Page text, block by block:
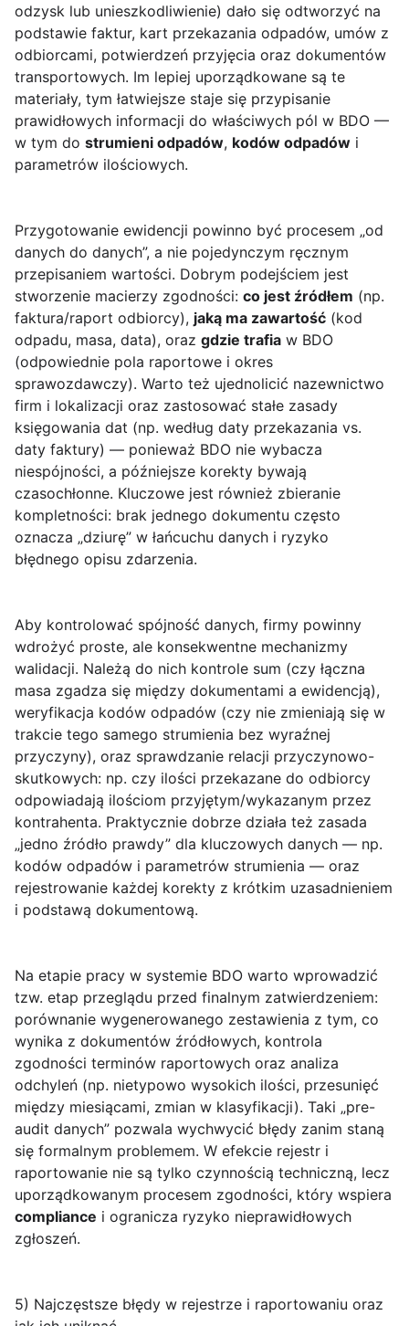
odzysk lub unieszkodliwienie) dało się odtworzyć na
podstawie faktur, kart przekazania odpadów, umów z
odbiorcami, potwierdzeń przyjęcia oraz dokumentów
transportowych. Im lepiej uporządkowane są te
materiały, tym łatwiejsze staje się przypisanie
prawidłowych informacji do właściwych pól w BDO —
w tym do strumieni odpadów, kodów odpadów i
parametrów ilościowych.
Przygotowanie ewidencji powinno być procesem „od
danych do danych”, a nie pojedynczym ręcznym
przepisaniem wartości. Dobrym podejściem jest
stworzenie macierzy zgodności: co jest źródłem (np.
faktura/raport odbiorcy), jaką ma zawartość (kod
odpadu, masa, data), oraz gdzie trafia w BDO
(odpowiednie pola raportowe i okres
sprawozdawczy). Warto też ujednolicić nazewnictwo
firm i lokalizacji oraz zastosować stałe zasady
księgowania dat (np. według daty przekazania vs.
daty faktury) — ponieważ BDO nie wybacza
niespójności, a późniejsze korekty bywają
czasochłonne. Kluczowe jest również zbieranie
kompletności: brak jednego dokumentu często
oznacza „dziurę” w łańcuchu danych i ryzyko
błędnego opisu zdarzenia.
Aby kontrolować spójność danych, firmy powinny
wdrożyć proste, ale konsekwentne mechanizmy
walidacji. Należą do nich kontrole sum (czy łączna
masa zgadza się między dokumentami a ewidencją),
weryfikacja kodów odpadów (czy nie zmieniają się w
trakcie tego samego strumienia bez wyraźnej
przyczyny), oraz sprawdzanie relacji przyczynowo-
skutkowych: np. czy ilości przekazane do odbiorcy
odpowiadają ilościom przyjętym/wykazanym przez
kontrahenta. Praktycznie dobrze działa też zasada
„jedno źródło prawdy” dla kluczowych danych — np.
kodów odpadów i parametrów strumienia — oraz
rejestrowanie każdej korekty z krótkim uzasadnieniem
i podstawą dokumentową.
Na etapie pracy w systemie BDO warto wprowadzić
tzw. etap przeglądu przed finalnym zatwierdzeniem:
porównanie wygenerowanego zestawienia z tym, co
wynika z dokumentów źródłowych, kontrola
zgodności terminów raportowych oraz analiza
odchyleń (np. nietypowo wysokich ilości, przesunięć
między miesiącami, zmian w klasyfikacji). Taki „pre-
audit danych” pozwala wychwycić błędy zanim staną
się formalnym problemem. W efekcie rejestr i
raportowanie nie są tylko czynnością techniczną, lecz
uporządkowanym procesem zgodności, który wspiera
compliance i ogranicza ryzyko nieprawidłowych
zgłoszeń.
5) Najczęstsze błędy w rejestrze i raportowaniu oraz